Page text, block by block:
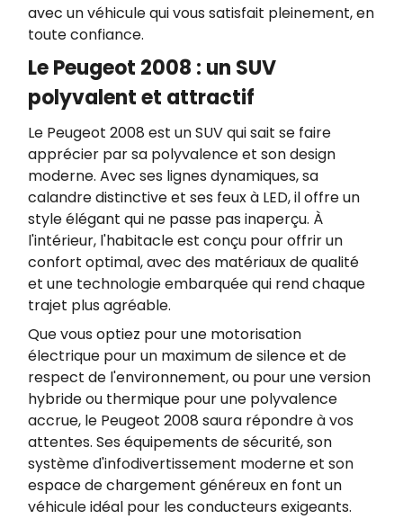
avec un véhicule qui vous satisfait pleinement, en
toute confiance.
Le Peugeot 2008 : un SUV
polyvalent et attractif
Le Peugeot 2008 est un SUV qui sait se faire
apprécier par sa polyvalence et son design
moderne. Avec ses lignes dynamiques, sa
calandre distinctive et ses feux à LED, il offre un
style élégant qui ne passe pas inaperçu. À
l'intérieur, l'habitacle est conçu pour offrir un
confort optimal, avec des matériaux de qualité
et une technologie embarquée qui rend chaque
trajet plus agréable.
Que vous optiez pour une motorisation
électrique pour un maximum de silence et de
respect de l'environnement, ou pour une version
hybride ou thermique pour une polyvalence
accrue, le Peugeot 2008 saura répondre à vos
attentes. Ses équipements de sécurité, son
système d'infodivertissement moderne et son
espace de chargement généreux en font un
véhicule idéal pour les conducteurs exigeants.